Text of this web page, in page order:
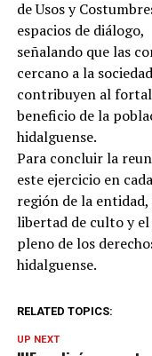
de Usos y
espacios de diálogo,
señalando que las
cercano a la sociedad
contribuyen al
beneficio de la
hidalguense.
Para concluir la
este ejercicio en cada
región de la
libertad de culto y el
pleno de los
hidalguense.
RELATED TOPICS:
UP NEXT